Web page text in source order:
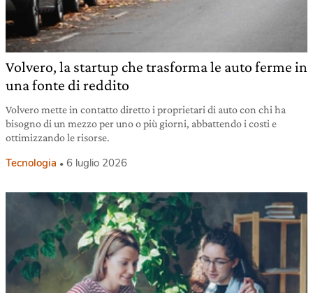
Volvero, la startup che trasforma le auto ferme in
una fonte di reddito
Volvero mette in contatto diretto i proprietari di auto con chi ha
bisogno di un mezzo per uno o più giorni, abbattendo i costi e
ottimizzando le risorse.
Tecnologia 6 luglio 2026